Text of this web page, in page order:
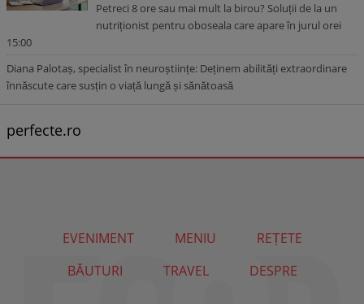
Petreci 8 ore sau mai mult la birou? Soluții de la un
nutriționist pentru oboseala care apare în jurul orei
15:00
Diana Palotaș, specialist în neuroștiințe: Deținem abilități extraordinare
înnăscute care susțin o viață lungă și sănătoasă
perfecte.ro
EVENIMENT MENIU
REȚETE
BĂUTURI
TRAVEL DESPRE